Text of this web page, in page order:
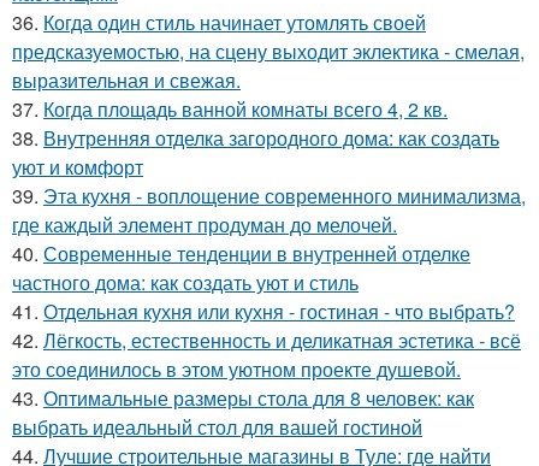
36. Когда один стиль начинает утомлять своей
предсказуемостью, на сцену выходит эклектика - смелая,
выразительная и свежая.
37. Когда площадь ванной комнаты всего 4, 2 кв.
38. Внутренняя отделка загородного дома: как создать
уют и комфорт
39. Эта кухня - воплощение современного минимализма,
где каждый элемент продуман до мелочей.
40. Современные тенденции в внутренней отделке
частного дома: как создать уют и стиль
41. Отдельная кухня или кухня - гостиная - что выбрать?
42. Лёгкость, естественность и деликатная эстетика - всё
это соединилось в этом уютном проекте душевой.
43. Оптимальные размеры стола для 8 человек: как
выбрать идеальный стол для вашей гостиной
44. Лучшие строительные магазины в Туле: где найти